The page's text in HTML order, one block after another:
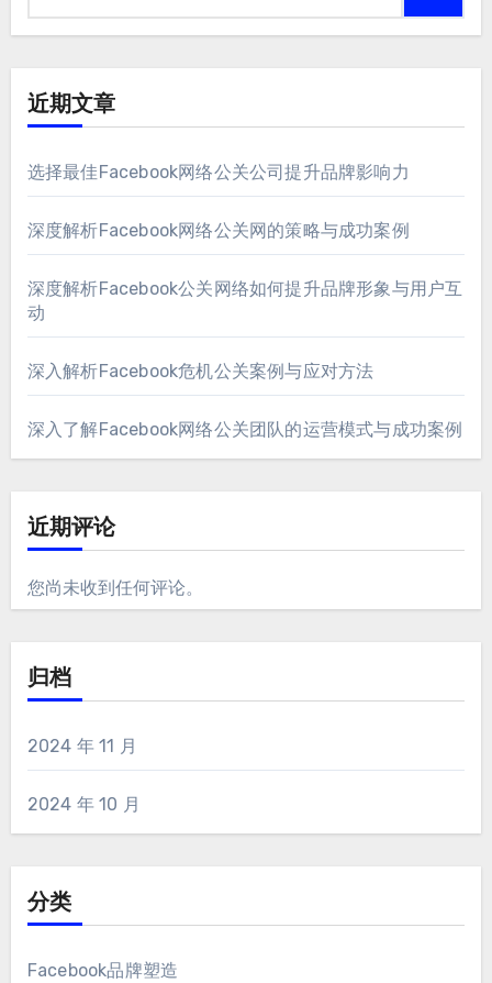
近期文章
选择最佳Facebook网络公关公司提升品牌影响力
深度解析Facebook网络公关网的策略与成功案例
深度解析Facebook公关网络如何提升品牌形象与用户互
动
深入解析Facebook危机公关案例与应对方法
深入了解Facebook网络公关团队的运营模式与成功案例
近期评论
您尚未收到任何评论。
归档
2024 年 11 月
2024 年 10 月
分类
Facebook品牌塑造